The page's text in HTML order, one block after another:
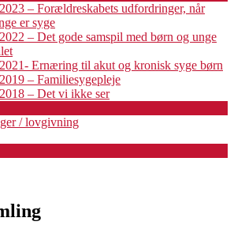
– Forældreskabets udfordringer, når
er syge
– Det gode samspil med børn og unge
Ernæring til akut og kronisk syge børn
– Familiesygepleje
– Det vi ikke ser
/ lovgivning